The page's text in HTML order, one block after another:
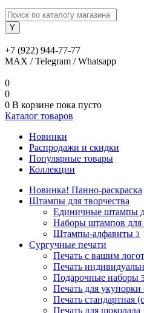
+7 (922) 944-77-77
MAX / Telegram / Whatsapp
0
0
0 В корзине пока пусто
Каталог товаров
Новинки
Распродажи и скидки
Популярные товары
Коллекции
Новинка! Панно-раскраска
Штампы для творчества
Единичные штампы
Наборы штампов для
Штампы-алфавиты 3
Сургучные печати
Печать с вашим
Печать
Подарочные наборы 5
Печать для укупорки
Печать стандартная
Печать для шоколада